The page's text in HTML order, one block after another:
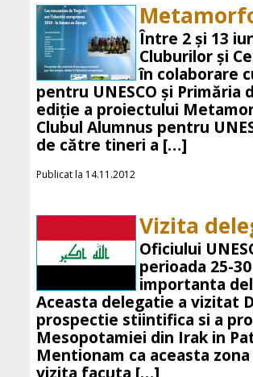
Între 2 şi 13
Cluburilor şi
în colaborare
pentru UNESCO şi Primăria
ediţie a proiectului
Clubul Alumnus pentru
de către tineri a […]
Publicat la 14.11.2012
Vizita
Oficiului
perioada 25-
importanta
Aceasta delegatie a vizitat
prospectie stiintifica si a
Mesopotamiei din Irak in
Mentionam ca aceasta